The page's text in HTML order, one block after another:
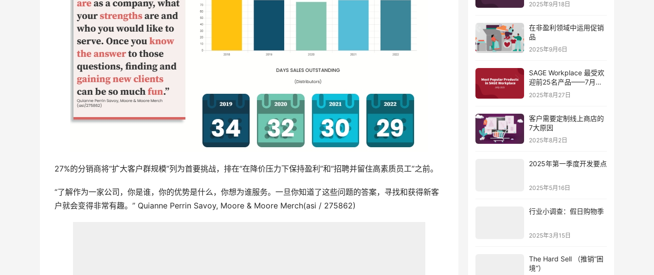
27%的分销商将“扩大客户群规模”列为首要挑战，排在“在降价压力下保持盈利”和“招聘并留住高素质员工”之前。
“了解作为一家公司，你是谁，你的优势是什么，你想为谁服务。一旦你知道了这些问题的答案，寻找和获得新客
户就会变得非常有趣。” Quianne Perrin Savoy, Moore & Moore Merch(asi / 275862)
2025年9月18日
在非盈利领域中运用促销
品
2025年9月6日
SAGE Workplace 最受欢
迎前25名产品——7月总
结
2025年8月27日
客户需要定制线上商店的
7大原因
2025年8月2日
2025年第一季度开发要点
2025年5月16日
行业小调查：假日购物季
2025年3月15日
The Hard Sell （推销”困
境“）